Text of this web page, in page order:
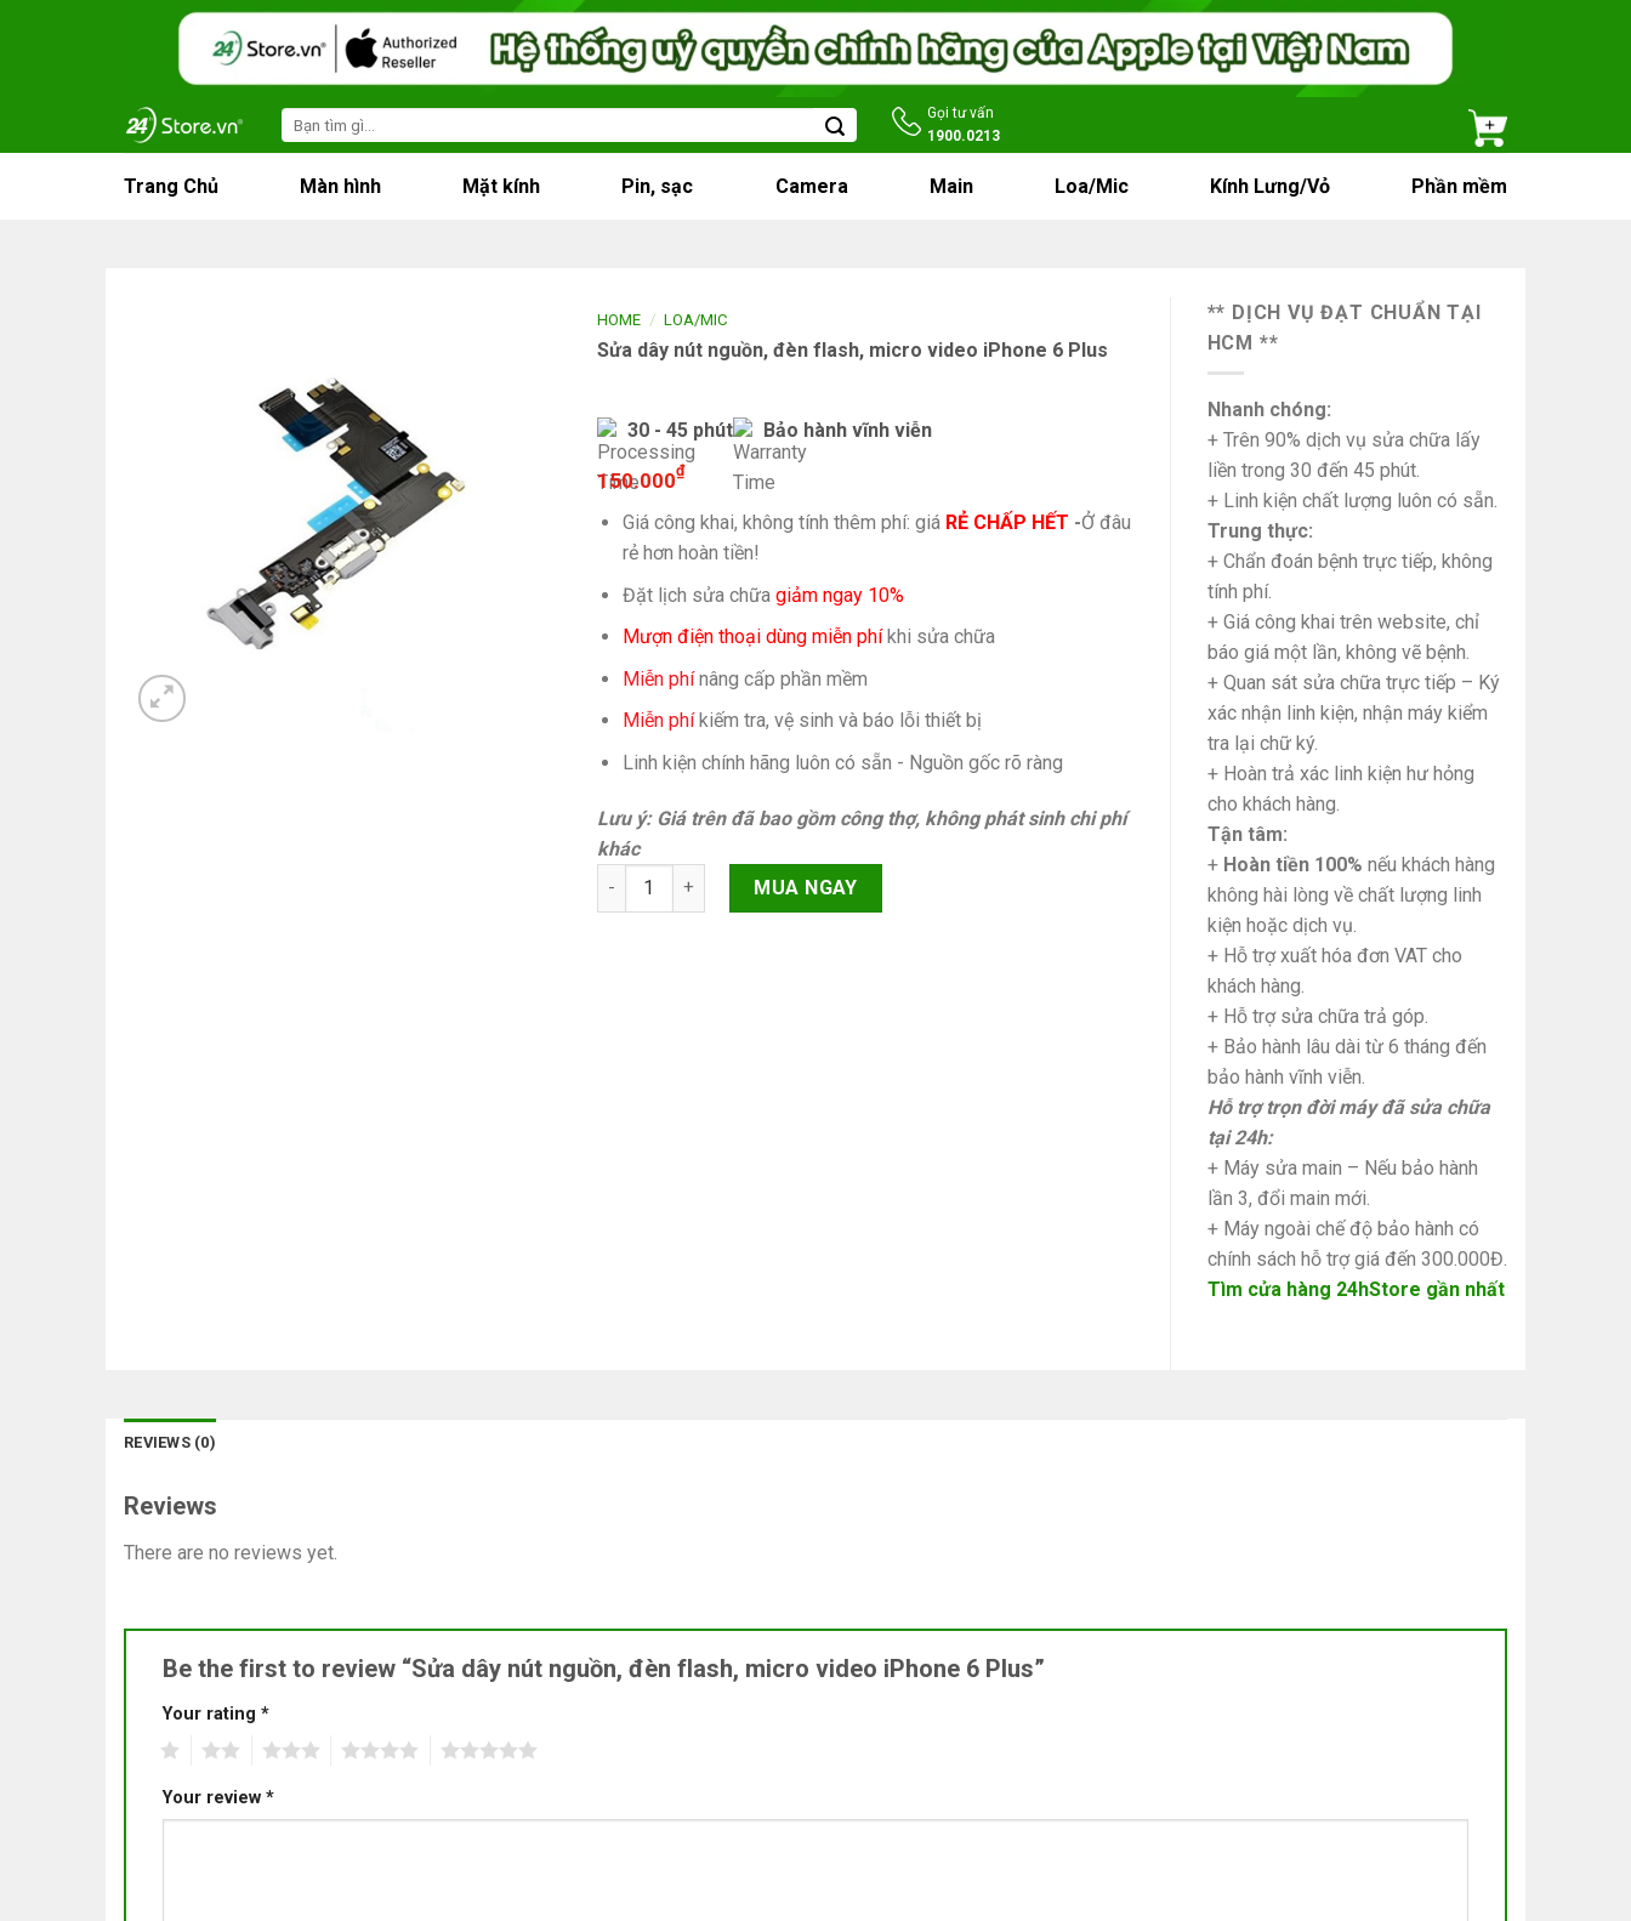
Search
for:
Gọi tư vấn
1900.0213
Trang Chủ Màn hình Mặt kính Pin, sạc Camera Main Loa/Mic Kính Lưng/Vỏ Phần mềm
HOME / LOA/MIC
Sửa dây nút nguồn, đèn flash, micro video iPhone 6 Plus
30 - 45 phút Bảo hành vĩnh viễn
150.000₫
Giá công khai, không tính thêm phí: giá RẺ CHẤP HẾT -Ở đâu
rẻ hơn hoàn tiền!
Đặt lịch sửa chữa giảm ngay 10%
Mượn điện thoại dùng miễn phíkhi sửa chữa
Miễn phínâng cấp phần mềm
Miễn phíkiếm tra, vệ sinh và báo lỗi thiết bị
Linh kiện chính hãng luôn có sẵn - Nguồn gốc rõ ràng
Lưu ý: Giá trên đã bao gồm công thợ, không phát sinh chi phí
khác
Sửa dây nút nguồn, đèn flash, micro video iPhone 6 Plus quantity
MUA NGAY
** DỊCH VỤ ĐẠT CHUẨN TẠI
HCM **
Nhanh chóng:
+ Trên 90% dịch vụ sửa chữa lấy
liền trong 30 đến 45 phút.
+ Linh kiện chất lượng luôn có sẵn.
Trung thực:
+ Chẩn đoán bệnh trực tiếp, không
tính phí.
+ Giá công khai trên website, chỉ
báo giá một lần, không vẽ bệnh.
+ Quan sát sửa chữa trực tiếp – Ký
xác nhận linh kiện, nhận máy kiểm
tra lại chữ ký.
+ Hoàn trả xác linh kiện hư hỏng
cho khách hàng.
Tận tâm:
+ Hoàn tiền 100% nếu khách hàng
không hài lòng về chất lượng linh
kiện hoặc dịch vụ.
+ Hỗ trợ xuất hóa đơn VAT cho
khách hàng.
+ Hỗ trợ sửa chữa trả góp.
+ Bảo hành lâu dài từ 6 tháng đến
bảo hành vĩnh viễn.
Hỗ trợ trọn đời máy đã sửa chữa
tại 24h:
+ Máy sửa main – Nếu bảo hành
lần 3, đổi main mới.
+ Máy ngoài chế độ bảo hành có
chính sách hỗ trợ giá đến 300.000Đ.
Tìm cửa hàng 24hStore gần nhất
REVIEWS (0)
Reviews
There are no reviews yet.
Be the first to review “Sửa dây nút nguồn, đèn flash, micro video iPhone 6 Plus”
Your rating *
Your review *